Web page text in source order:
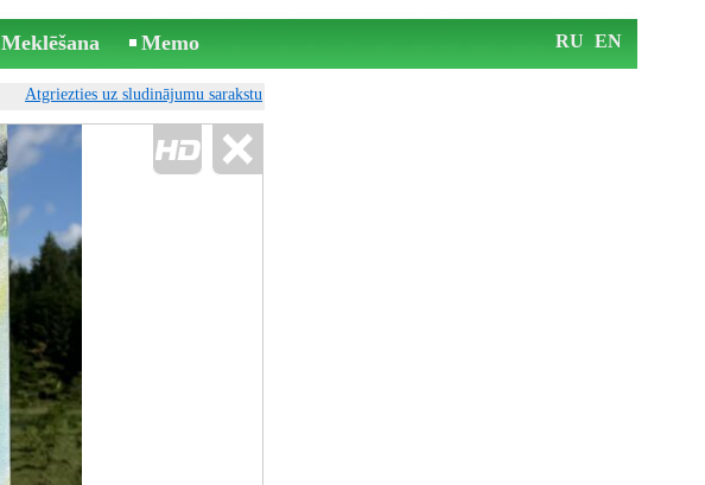
Meklēšana Memo RU EN
Atgriezties uz sludinājumu sarakstu